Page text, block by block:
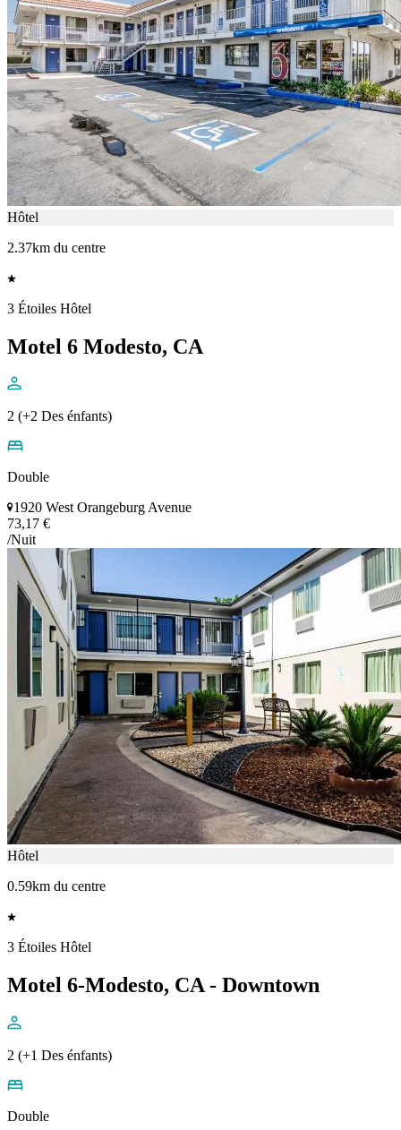
Hôtel
2.37km du centre
3 Étoiles Hôtel
Motel 6 Modesto, CA
2 (+2 Des énfants)
Double
1920 West Orangeburg Avenue
73,17 €
/Nuit
Hôtel
0.59km du centre
3 Étoiles Hôtel
Motel 6-Modesto, CA - Downtown
2 (+1 Des énfants)
Double